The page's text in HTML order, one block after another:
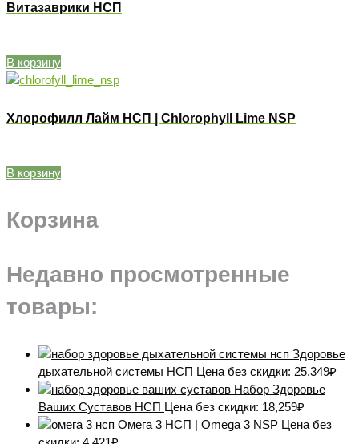
Витазаврики НСП
В корзину
Хлорофилл Лайм НСП | Chlorophyll Lime NSP
В корзину
Корзина
Недавно просмотренные
товары:
Здоровье
дыхательной системы НСП Цена без скидки: 25,349₽
Набор Здоровье
Ваших Суставов НСП Цена без скидки: 18,259₽
Омега 3 НСП | Omega 3 NSP Цена без